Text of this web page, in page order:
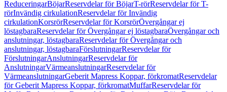
ReduceringarBöjarReservdelar för BöjarT-rörReservdelar för T-
rörInvändig cirkulationReservdelar för Invändig
cirkulationKorsrörReservdelar för KorsrörÖvergångar ej
löstagbaraReservdelar för Övergångar ej löstagbaraÖvergångar och
anslutningar, löstagbaraReservdelar för Övergångar och
anslutningar, löstagbaraFörslutningarReservdelar för
FörslutningarAnslutningarReservdelar för
AnslutningarVärmeanslutningarReservdelar för
VärmeanslutningarGeberit Mapress Koppar, förkromatReservdelar
för Geberit Mapress Koppar, förkromatMuffarReservdelar för